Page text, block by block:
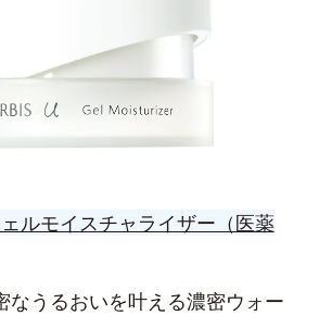
ルモイスチャライザー（医薬
なうるおいを叶える濃密ウォー